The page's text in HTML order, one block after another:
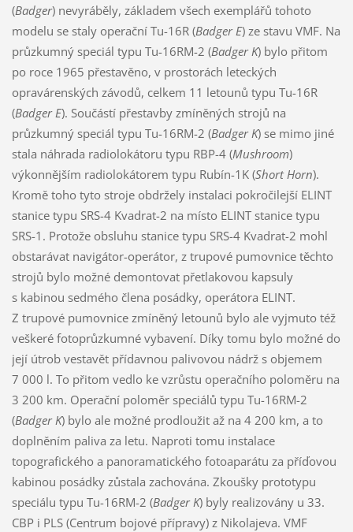
(Badger) nevyráběly, základem všech exemplářů tohoto
modelu se staly operační Tu-16R (Badger E) ze stavu VMF. Na
průzkumný speciál typu Tu-16RM-2 (Badger K) bylo přitom
po roce 1965 přestavěno, v prostorách leteckých
opravárenských závodů, celkem 11 letounů typu Tu-16R
(Badger E). Součástí přestavby zmíněných strojů na
průzkumný speciál typu Tu-16RM-2 (Badger K) se mimo jiné
stala náhrada radiolokátoru typu RBP-4 (Mushroom)
výkonnějším radiolokátorem typu Rubín-1K (Short Horn).
Kromě toho tyto stroje obdržely instalaci pokročilejší ELINT
stanice typu SRS-4 Kvadrat-2 na místo ELINT stanice typu
SRS-1. Protože obsluhu stanice typu SRS-4 Kvadrat-2 mohl
obstarávat navigátor-operátor, z trupové pumovnice těchto
strojů bylo možné demontovat přetlakovou kapsuly
s kabinou sedmého člena posádky, operátora ELINT.
Z trupové pumovnice zmíněný letounů bylo ale vyjmuto též
veškeré fotoprůzkumné vybavení. Díky tomu bylo možné do
její útrob vestavět přídavnou palivovou nádrž s objemem
7 000 l. To přitom vedlo ke vzrůstu operačního poloměru na
3 200 km. Operační poloměr speciálů typu Tu-16RM-2
(Badger K) bylo ale možné prodloužit až na 4 200 km, a to
doplněním paliva za letu. Naproti tomu instalace
topografického a panoramatického fotoaparátu za příďovou
kabinou posádky zůstala zachována. Zkoušky prototypu
speciálu typu Tu-16RM-2 (Badger K) byly realizovány u 33.
CBP i PLS (Centrum bojové přípravy) z Nikolajeva. VMF